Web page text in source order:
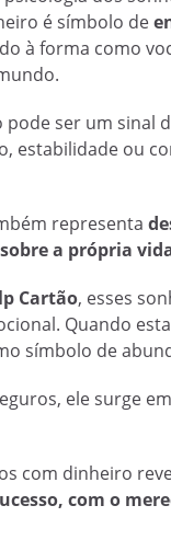
é símbolo de
à forma como
ser um sinal
estabilidade ou
representa
a própria
Cartão, esses
Quando
símbolo de
ele surge
com dinheiro
com o